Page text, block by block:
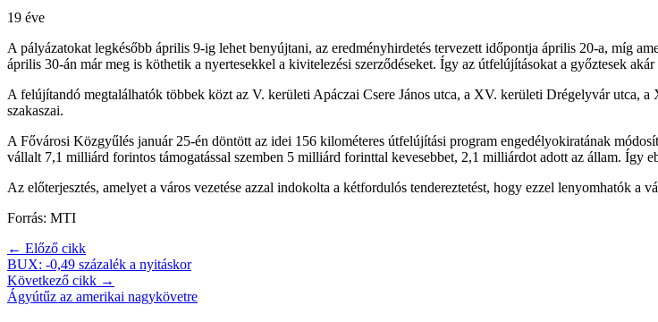
19 éve
A pályázatokat legkésőbb április 9-ig lehet benyújtani, az eredményhirdetés tervezett időpontja április 20-a, míg
április 30-án már meg is köthetik a nyertesekkel a kivitelezési szerződéseket. Így az útfelújításokat a győztesek
A felújítandó megtalálhatók többek közt az V. kerületi Apáczai Csere János utca, a XV. kerületi Drégelyvár
szakaszai.
A Fővárosi Közgyűlés január 25-én döntött az idei 156 kilométeres útfelújítási program engedélyokiratának
vállalt 7,1 milliárd forintos támogatással szemben 5 milliárd forinttal kevesebbet, 2,1 milliárdot adott az állam. Így
Az előterjesztés, amelyet a város vezetése azzal indokolta a kétfordulós tendereztetést, hogy ezzel lenyomhatók a
Forrás: MTI
← Előző cikk
BUX: -0,49 százalék a nyitáskor
Következő cikk →
Ágyútűz az amerikai nagykövetre